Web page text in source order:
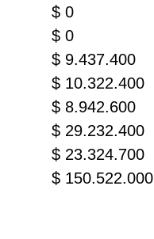
$ 0
$ 0
$ 9.437.400
$ 10.322.400
$ 8.942.600
$ 29.232.400
$ 23.324.700
$ 150.522.000